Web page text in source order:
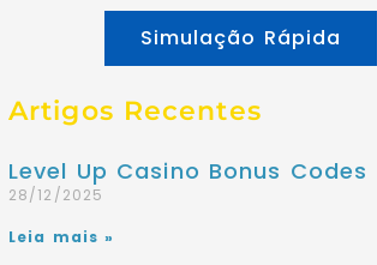
Simulação Rápida
Artigos Recentes
Level Up Casino Bonus Codes
28/12/2025
Leia mais »